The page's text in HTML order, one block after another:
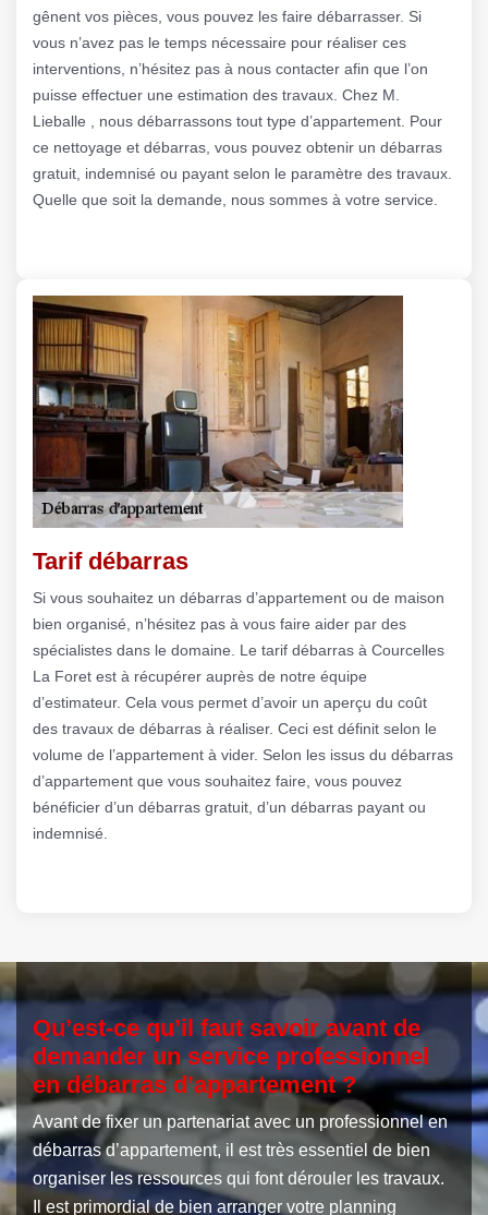
gênent vos pièces, vous pouvez les faire débarrasser. Si
vous n’avez pas le temps nécessaire pour réaliser ces
interventions, n’hésitez pas à nous contacter afin que l’on
puisse effectuer une estimation des travaux. Chez M.
Lieballe , nous débarrassons tout type d’appartement. Pour
ce nettoyage et débarras, vous pouvez obtenir un débarras
gratuit, indemnisé ou payant selon le paramètre des travaux.
Quelle que soit la demande, nous sommes à votre service.
Tarif débarras
Si vous souhaitez un débarras d’appartement ou de maison
bien organisé, n’hésitez pas à vous faire aider par des
spécialistes dans le domaine. Le tarif débarras à Courcelles
La Foret est à récupérer auprès de notre équipe
d’estimateur. Cela vous permet d’avoir un aperçu du coût
des travaux de débarras à réaliser. Ceci est définit selon le
volume de l’appartement à vider. Selon les issus du débarras
d’appartement que vous souhaitez faire, vous pouvez
bénéficier d’un débarras gratuit, d’un débarras payant ou
indemnisé.
Qu’est-ce qu’il faut savoir avant de
demander un service professionnel
en débarras d’appartement ?
Avant de fixer un partenariat avec un professionnel en
débarras d’appartement, il est très essentiel de bien
organiser les ressources qui font dérouler les travaux.
Il est primordial de bien arranger votre planning